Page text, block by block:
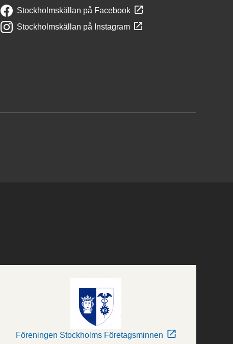
Stockholmskällan på Facebook
Stockholmskällan på Instagram
Föreningen Stockholms Företagsminnen